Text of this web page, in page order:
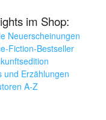
im Shop:
Neuerscheinungen
Fiction-Bestseller
und Erzählungen
A-Z